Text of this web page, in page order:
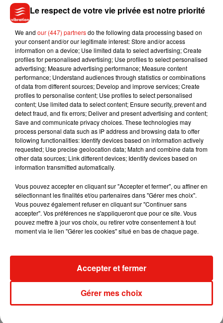
@tf1
Une publication partagée par
Un"îlot de l’exil"
Mais ce n'est pas tout."L'îlot de l'exil"fera également son
apparition dans cette nouvelle édition. Réservé au clan
arrivé en dernier à l'épreuve de confort, ce petit morceau de
terre perdu au milieu de l’océan, sans ressources ni
protection face aux aléas de la météo, accueillera ainsi les
perdants qui devront s'y rendre pour passer la nuit sans eau
ni nourriture avant de se lancer dans l’épreuve d’immunité le
lendemain. Tournée en octobre dernier, cette nouvelle
édition baptisée"Koh-Lanta : les 4 Terres"
avant la diffusion a bel et bien commencé !
7 août 2026
Julien Lieb s’essaye à la vie de chatelain
dans son nouveau clip
Le respect de votre vie privée est notre priorité
We and our (447) partnersdo the following data processing based on
your consent and/or our legitimate interest: Store and/or access
information on a device; Use limited data to select advertising; Create
profiles for personalised advertising; Use profiles to select personalised
advertising; Measure advertising performance; Measure content
performance; Understand audiences through statistics or combinations
of data from different sources; Develop and improve services; Create
profiles to personalise content; Use profiles to select personalised
content; Use limited data to select content; Ensure security, prevent and
detect fraud, and fix errors; Deliver and present advertising and content;
Save and communicate privacy choices. These technologies may
process personal data such as IP address and browsing data to offer
following functionalities: Identify devices based on information actively
requested; Use precise geolocation data; Match and combine data from
other data sources; Link different devices; Identify devices based on
information transmitted automatically.
Vous pouvez accepter en cliquant sur "Accepter et fermer", ou affiner en
sélectionnant les finalités et/ou partenaires dans "Gérer mes choix".
Vous pouvez également refuser en cliquant sur "Continuer sans
accepter". Vos préférences ne s'appliqueront que pour ce site. Vous
pouvez mettre à jour vos choix, ou retirer votre consentement à tout
moment via le lien "Gérer les cookies" situé en bas de chaque page.
Gérer mes choix
Accepter et fermer